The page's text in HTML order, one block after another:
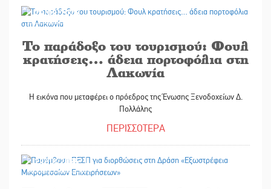
29/08/2025
Το παράδοξο του τουρισμού: Φουλ
κρατήσεις… άδεια πορτοφόλια στη
Λακωνία
Η εικόνα που μεταφέρει ο πρόεδρος της Ένωσης Ξενοδοχείων Δ.
Πολλάλης
ΠΕΡΙΣΣΟΤΕΡΑ
29/08/2025